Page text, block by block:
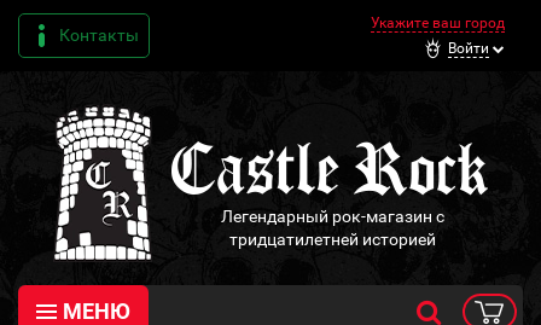
Контакты
Укажите ваш город
Войти
Легендарный рок-магазин с
тридцатилетней историей
МЕНЮ